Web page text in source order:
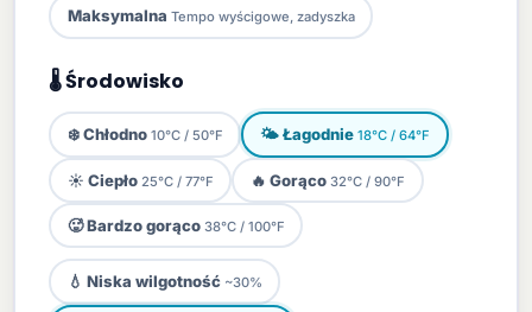
Maksymalna Tempo wyścigowe, zadyszka
🌡 Środowisko
❄️Chłodno 10°C / 50°F 🌤️Łagodnie 18°C / 64°F
☀️ Ciepło 25°C / 77°F 🔥 Gorąco 32°C / 90°F
🥵Bardzo gorąco 38°C / 100°F
💧 Niska wilgotność ~30%